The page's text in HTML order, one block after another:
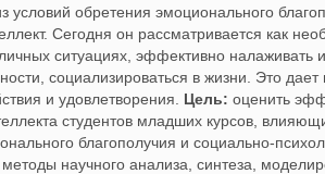
условий обретения эмоционального
Сегодня он рассматривается как
ситуациях, эффективно налаживать
социализироваться в жизни. Это
и удовлетворения. Цель: оценить
студентов младших курсов,
благополучия и социально-
научного анализа, синтеза,